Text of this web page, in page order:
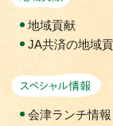
地域貢献
JA共済の地域
会津ランチ情報